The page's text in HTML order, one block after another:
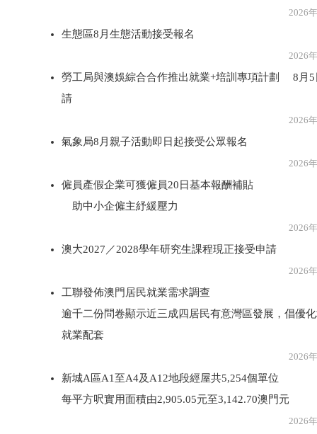
2026年8月3
生態區8月生態活動接受報名
2026年8月3
勞工局與澳娛綜合合作推出就業+培訓專項計劃 8月5
請
2026年8月3
氣象局8月親子活動即日起接受公眾報名
2026年8月3
僱員產假企業可獲僱員20日基本報酬補貼
助中小企僱主紓緩壓力
2026年8月3
澳大2027／2028學年研究生課程現正接受申請
2026年8月3
工聯發佈澳門居民就業需求調查
逾千二份問卷顯示近三成四居民有意灣區發展，倡優
就業配套
2026年8月3
新城A區A1至A4及A12地段經屋共5,254個單位
每平方呎實用面積由2,905.05元至3,142.70澳門元
2026年8月3